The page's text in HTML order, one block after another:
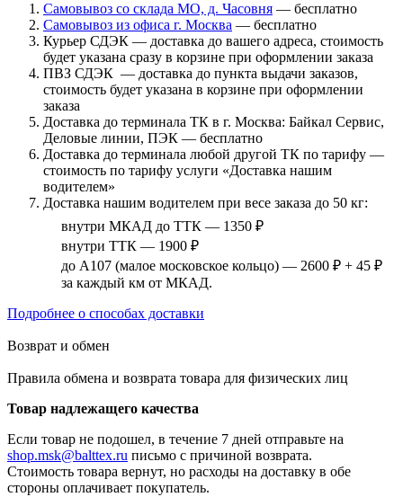
Самовывоз со склада МО, д. Часовня — бесплатно
Самовывоз из офиса г. Москва — бесплатно
Курьер СДЭК — доставка до вашего адреса, стоимость
будет указана сразу в корзине при оформлении заказа
ПВЗ СДЭК — доставка до пункта выдачи заказов,
стоимость будет указана в корзине при оформлении
заказа
Доставка до терминала ТК в г. Москва: Байкал Сервис,
Деловые линии, ПЭК — бесплатно
Доставка до терминала любой другой ТК по тарифу —
стоимость по тарифу услуги «Доставка нашим
водителем»
Доставка нашим водителем при весе заказа до 50 кг:
внутри МКАД до ТТК — 1350 ₽
внутри ТТК — 1900 ₽
до А107 (малое московское кольцо) — 2600 ₽ + 45 ₽
за каждый км от МКАД.
Подробнее о способах доставки
Возврат и обмен
Правила обмена и возврата товара для физических лиц
Товар надлежащего качества
Если товар не подошел, в течение 7 дней отправьте на
shop.msk@balttex.ru письмо с причиной возврата.
Стоимость товара вернут, но расходы на доставку в обе
стороны оплачивает покупатель.